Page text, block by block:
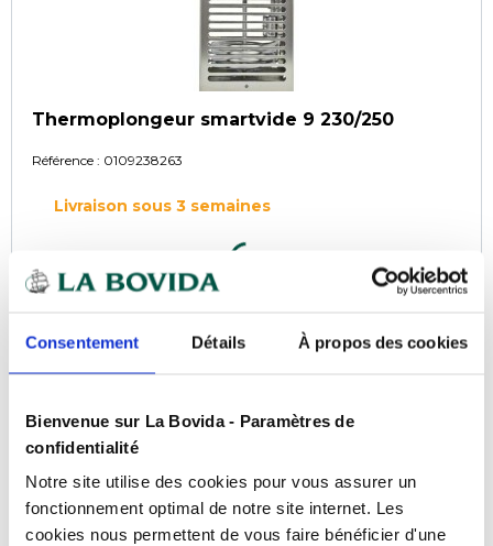
Consentement Détails À propos des cookies
Bienvenue sur La Bovida - Paramètres de
confidentialité
Notre site utilise des cookies pour vous assurer un
fonctionnement optimal de notre site internet. Les
cookies nous permettent de vous faire bénéficier d'une
Thermoplongeur smartvide 9 230/250
Référence : 0109238263
Livraison sous 3 semaines